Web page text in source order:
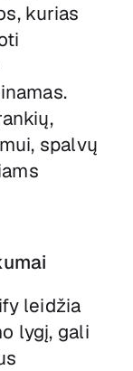
kurias
spalvų
leidžia
lygį, gali